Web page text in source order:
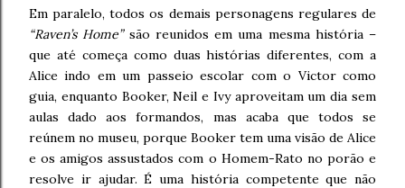
Em paralelo, todos os demais personagens regulares de
“Raven’s Home”são reunidos em uma mesma história –
que até começa como duas histórias diferentes, com a
Alice indo em um passeio escolar com o Victor como
guia, enquanto Booker, Neil e Ivy aproveitam um dia sem
aulas dado aos formandos, mas acaba que todos se
reúnem no museu, porque Booker tem uma visão de Alice
e os amigos assustados com o Homem-Rato no porão e
resolve ir ajudar. É uma história competente que não